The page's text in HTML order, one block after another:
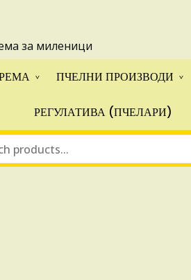
за миленици
ПЧЕЛНИ ПРОИЗВОДИ
РЕГУЛАТИВА (ПЧЕЛАРИ)